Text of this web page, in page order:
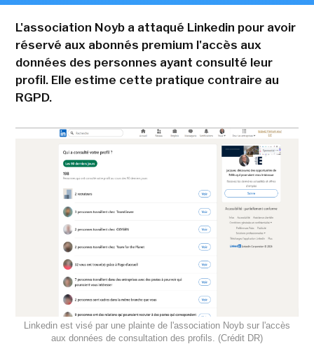
L'association Noyb a attaqué Linkedin pour avoir
réservé aux abonnés premium l'accès aux
données des personnes ayant consulté leur
profil. Elle estime cette pratique contraire au
RGPD.
Linkedin est visé par une plainte de l'association Noyb sur l'accès
aux données de consultation des profils. (Crédit DR)